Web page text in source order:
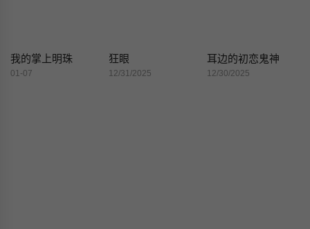
我的掌上明珠
01-07
狂眼
12/31/2025
耳边的初恋鬼神
12/30/2025